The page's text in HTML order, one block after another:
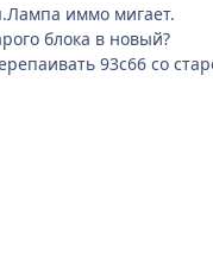
иммо мигает.
блока в новый?
93с66 со